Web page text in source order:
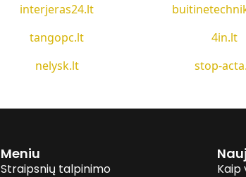
interjeras24.lt
tangopc.lt 4in.lt
nelysk.lt stop-
Meniu
Straipsnių talpinimo
Kaip